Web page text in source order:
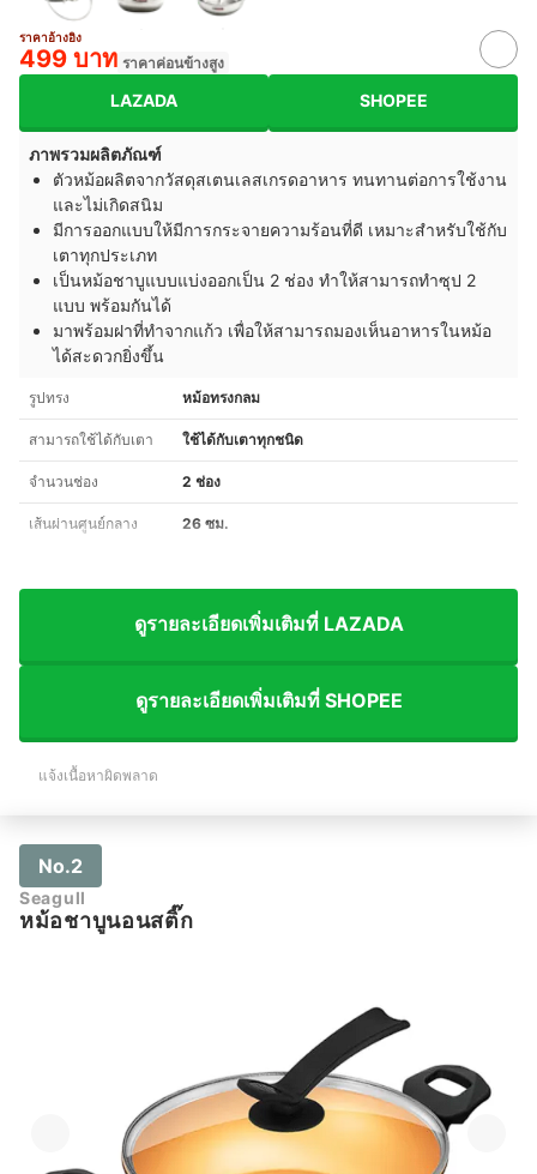
ราคาอ้างอิง
499 บาท ราคาค่อนข้างสูง
LAZADA SHOPEE
ภาพรวมผลิตภัณฑ์
ตัวหม้อผลิตจากวัสดุสเตนเลสเกรดอาหาร ทนทานต่อการใช้งาน
และไม่เกิดสนิม
มีการออกแบบให้มีการกระจายความร้อนที่ดี เหมาะสำหรับใช้กับ
เตาทุกประเภท
เป็นหม้อชาบูแบบแบ่งออกเป็น 2 ช่อง ทำให้สามารถทำซุป 2
แบบ พร้อมกันได้
มาพร้อมฝาที่ทำจากแก้ว เพื่อให้สามารถมองเห็นอาหารในหม้อ
ได้สะดวกยิ่งขึ้น
รูปทรง หม้อทรงกลม
สามารถใช้ได้กับเตา ใช้ได้กับเตาทุกชนิด
จำนวนช่อง 2 ช่อง
เส้นผ่านศูนย์กลาง 26 ซม.
ดูรายละเอียดเพิ่มเติมที่ LAZADA
ดูรายละเอียดเพิ่มเติมที่ SHOPEE
แจ้งเนื้อหาผิดพลาด
No.2
Seagull
หม้อชาบูนอนสติ๊ก